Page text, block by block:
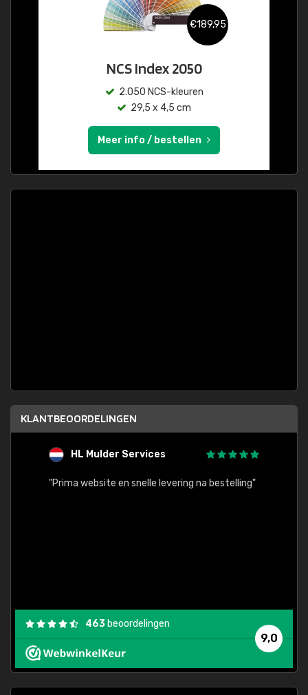
€189,95
NCS Index 2050
2.050 NCS-kleuren
29,5 x 4,5 cm
Meer info / bestellen
KLANTBEOORDELINGEN
HL Mulder Services
"Prima website en snelle levering na bestelling"
9,0
463 beoordelingen